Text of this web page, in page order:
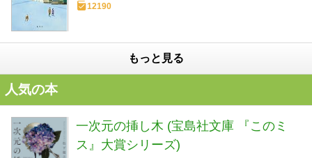
12190
もっと見る
人気の本
一次元の挿し木 (宝島社文庫 『このミ
ス』大賞シリーズ)